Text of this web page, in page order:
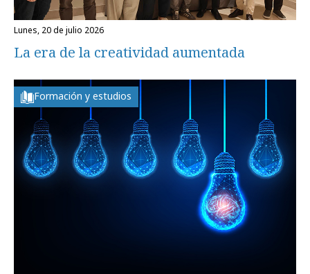
lunes, 20 de julio 2026
La era de la creatividad aumentada
Formación y estudios